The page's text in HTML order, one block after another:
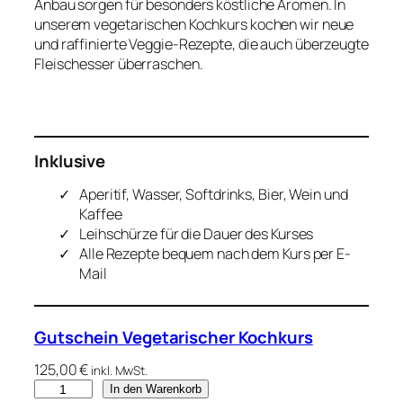
Anbau sorgen für besonders köstliche Aromen. In
unserem vegetarischen Kochkurs kochen wir neue
und raffinierte Veggie-Rezepte, die auch überzeugte
Fleischesser überraschen.
Inklusive
Aperitif, Wasser, Softdrinks, Bier, Wein und
Kaffee
Leihschürze für die Dauer des Kurses
Alle Rezepte bequem nach dem Kurs per E-
Mail
Gutschein Vegetarischer Kochkurs
125,00€ inkl. MwSt.
In den Warenkorb